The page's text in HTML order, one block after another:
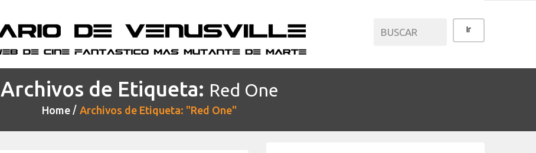
Archivos de Etiqueta: Red One
Home Archivos de Etiqueta: "Red One"